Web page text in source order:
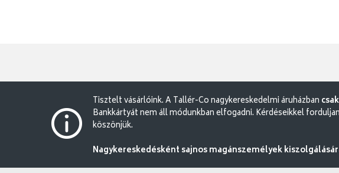
Tisztelt vásárlóink. A Tallér-Co nagykereskedelmi áruházban
Bankkártyát nem áll módunkban elfogadni. Kérdéseikkel
köszönjük.
Nagykereskedésként sajnos magánszemélyek